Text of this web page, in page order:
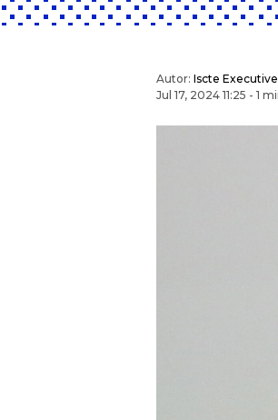
Autor: Iscte Executive
Jul 17, 2024 11:25 - 1